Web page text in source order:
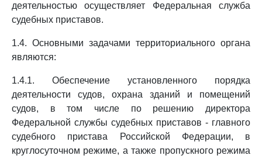
деятельностью осуществляет Федеральная служба
судебных приставов.
1.4. Основными задачами территориального органа
являются:
1.4.1. Обеспечение установленного порядка
деятельности судов, охрана зданий и помещений
судов, в том числе по решению директора
Федеральной службы судебных приставов - главного
судебного пристава Российской Федерации, в
круглосуточном режиме, а также пропускного режима